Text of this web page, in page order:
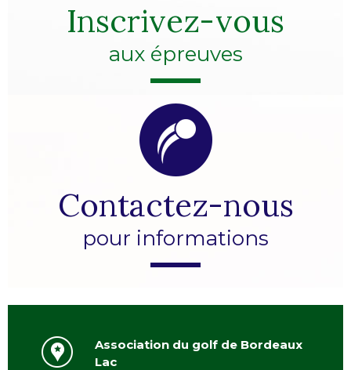
Inscrivez-vous
aux épreuves
Contactez-nous
pour informations
Association du golf de Bordeaux
Lac